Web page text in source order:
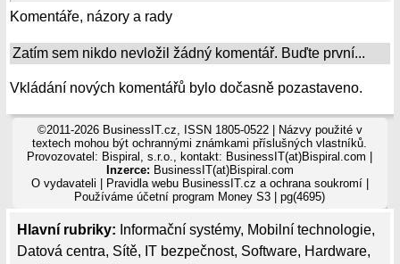
Hlavní rubriky: Informační systémy, Mobilní technologie,
Datová centra, Sítě, IT bezpečnost, Software, Hardware,
Komentáře, názory a rady
Zatím sem nikdo nevložil žádný komentář. Buďte první...
Vkládání nových komentářů bylo dočasně pozastaveno.
©2011-2026 BusinessIT.cz, ISSN 1805-0522 | Názvy použité v
textech mohou být ochrannými známkami příslušných vlastníků.
Provozovatel: Bispiral, s.r.o., kontakt: BusinessIT(at)Bispiral.com |
Inzerce: BusinessIT(at)Bispiral.com
O vydavateli
Pravidla webu BusinessIT.cz a ochrana soukromí|
Používámeúčetní program Money S3 | pg(4695)